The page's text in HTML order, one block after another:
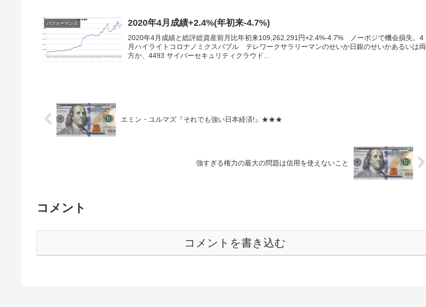
パフォーマンス 2020年4月成績+2.4%(年初来-4.7%)
2020年4月成績と総評総資産前月比年初来109,262,291円+2.4%-4.7% ノーポジで機会損失。4
月ハイライトコロナノミクスバブル テレワークサラリーマンのせいか日銀のせいかあるいは両
方か、4493 サイバーセキュリティクラウド...
エミン・ユルマズ『それでも強い日本経済!』★★★
強すぎる権力の最大の問題は信用を使えないこと
コメント
コメントを書き込む